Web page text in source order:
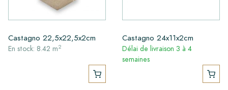
Castagno 22,5x22,5x2cm
En stock: 8.42 m2
Castagno 24x11x2cm
Délai de livraison 3 à 4
semaines